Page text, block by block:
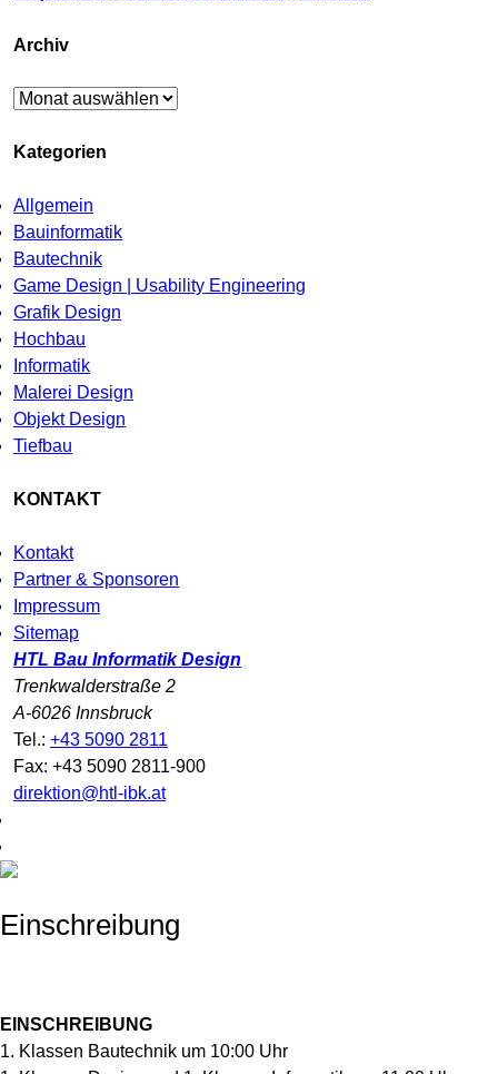
Archiv
Archiv
Kategorien
Allgemein
Bauinformatik
Bautechnik
Game Design | Usability Engineering
Grafik Design
Hochbau
Informatik
Malerei Design
Objekt Design
Tiefbau
KONTAKT
Kontakt
Partner & Sponsoren
Impressum
Sitemap
HTL Bau Informatik Design
Trenkwalderstraße 2
A-6026 Innsbruck
Tel.: +43 5090 2811
Fax: +43 5090 2811-900
direktion@htl-ibk.at
Einschreibung
EINSCHREIBUNG
1. Klassen Bautechnik um 10:00 Uhr